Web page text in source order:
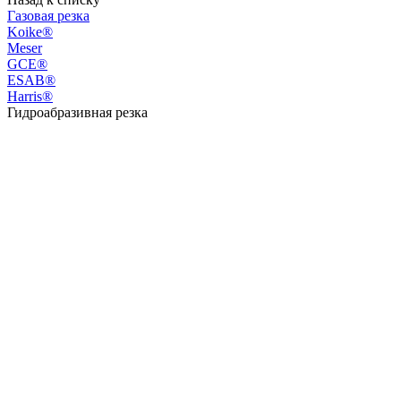
Газовая резка
Koike®
Meser
GCE®
ESAB®
Harris®
Гидроабразивная резка